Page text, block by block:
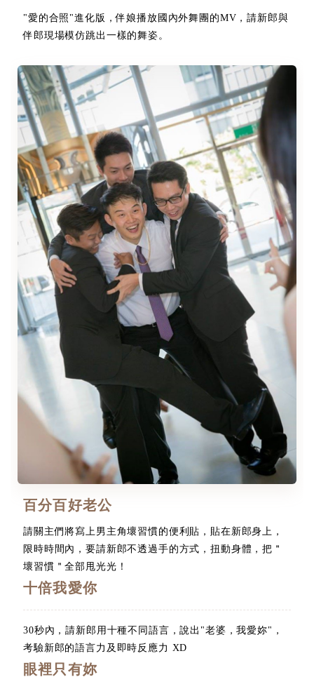
"愛的合照"進化版，伴娘播放國內外舞團的MV，請新郎與
伴郎現場模仿跳出一樣的舞姿。
百分百好老公
請關主們將寫上男主角壞習慣的便利貼，貼在新郎身上，
限時時間內，要請新郎不透過手的方式，扭動身體，把＂
壞習慣＂全部甩光光！
十倍我愛你
30秒內，請新郎用十種不同語言，說出"老婆，我愛妳"，
考驗新郎的語言力及即時反應力 XD
眼裡只有妳